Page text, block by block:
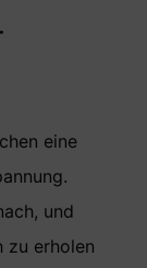
eine
und
zu erholen